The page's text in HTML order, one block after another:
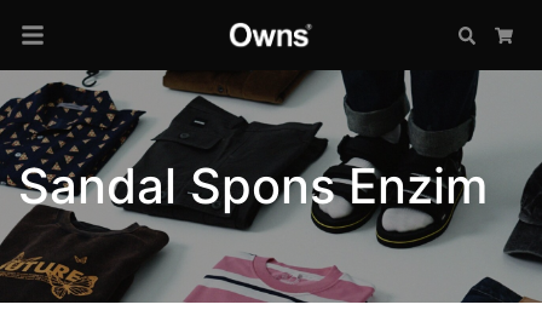
Search
Sandal Spons Enzim